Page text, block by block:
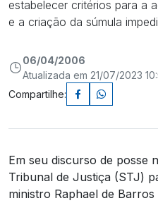
estabelecer critérios para a
e a criação da súmula
06/04/2006
Atualizada em 21/07/2023
Compartilhe:
Em seu discurso de posse
Tribunal de Justiça (STJ)
ministro Raphael de